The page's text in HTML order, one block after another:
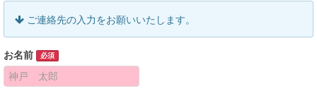
ご連絡先の入力をお願いいたします。
お名前 必須